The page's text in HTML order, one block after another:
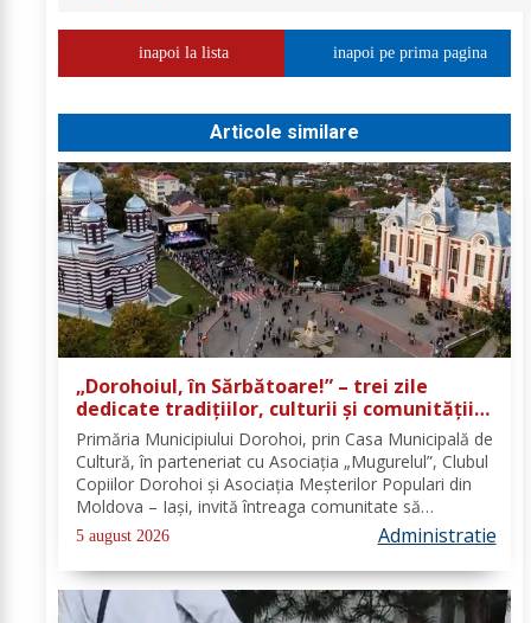
inapoi la lista inapoi pe prima pagina
Articole similare
„Dorohoiul, în Sărbătoare!” – trei zile
dedicate tradițiilor, culturii și comunității
Trei tradiții. Un singur eveniment. O
singură sărbătoare!
Primăria Municipiului Dorohoi, prin Casa Municipală de
Cultură, în parteneriat cu Asociația „Mugurelul”, Clubul
Copiilor Dorohoi și Asociația Meșterilor Populari din
Moldova – Iași, invită întreaga comunitate să
participe, în perioada 28–30 august 2026, la
evenimentul „Dorohoiul, în Sărbătoare!”....
5 august 2026 Administratie